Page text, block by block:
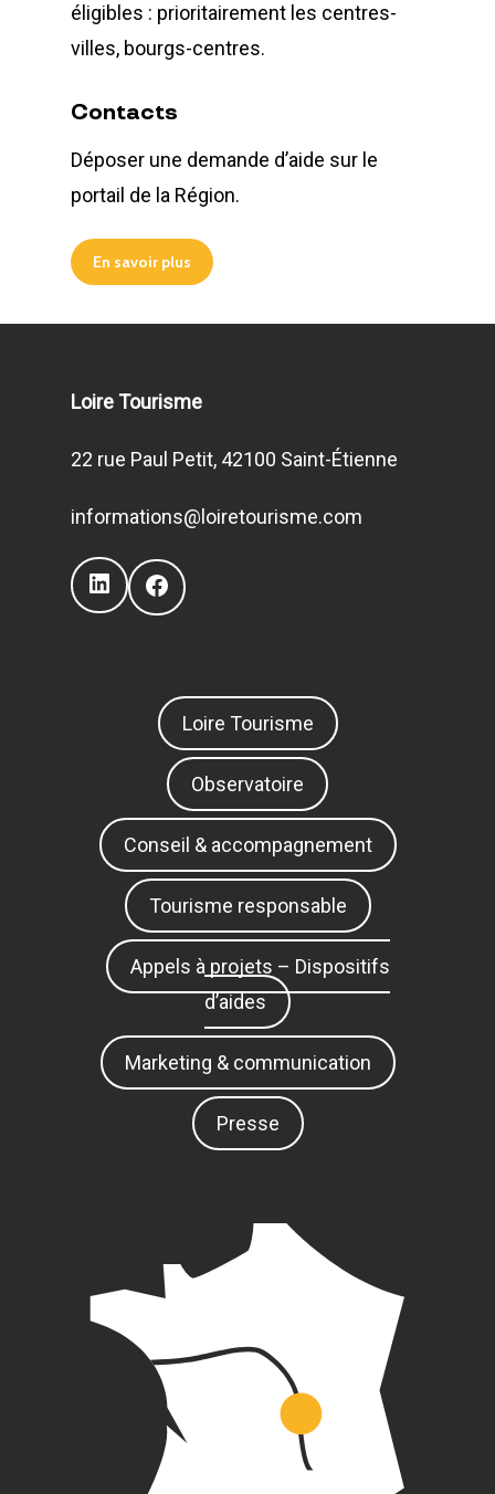
éligibles : prioritairement les centres-
villes, bourgs-centres.
Contacts
Déposer une demande d’aide sur le
portail de la Région.
En savoir plus
Loire Tourisme
22 rue Paul Petit, 42100 Saint-Étienne
informations@loiretourisme.com
LinkedInFacebook
Loire Tourisme
Observatoire
Conseil & accompagnement
Tourisme responsable
Appels à projets – Dispositifs
d’aides
Marketing & communication
Presse